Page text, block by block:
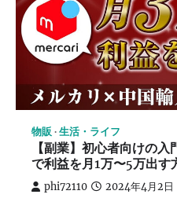
物販 生活・ライフ
【副業】初心者向けの
で利益を月1万〜5万出す
phi72110 2024年4月2日